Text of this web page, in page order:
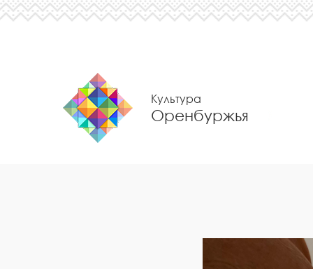
Культура
Оренбуржья